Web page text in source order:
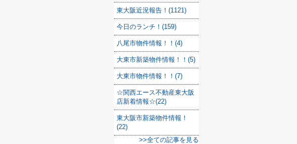
東大阪近況報告！(1121)
今日のランチ！(159)
八尾市物件情報！！(4)
大東市新築物件情報！！(5)
大東市物件情報！！(7)
☆関西エース不動産東大阪
店新着情報☆(22)
東大阪市新築物件情報！
(22)
>>全ての記事を見る